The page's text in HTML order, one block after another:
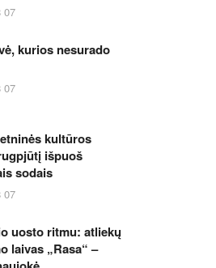
07
kurios nesurado
07
kultūros
išpuoš
sodais
07
uosto ritmu: atliekų
laivas „Rasa“ –